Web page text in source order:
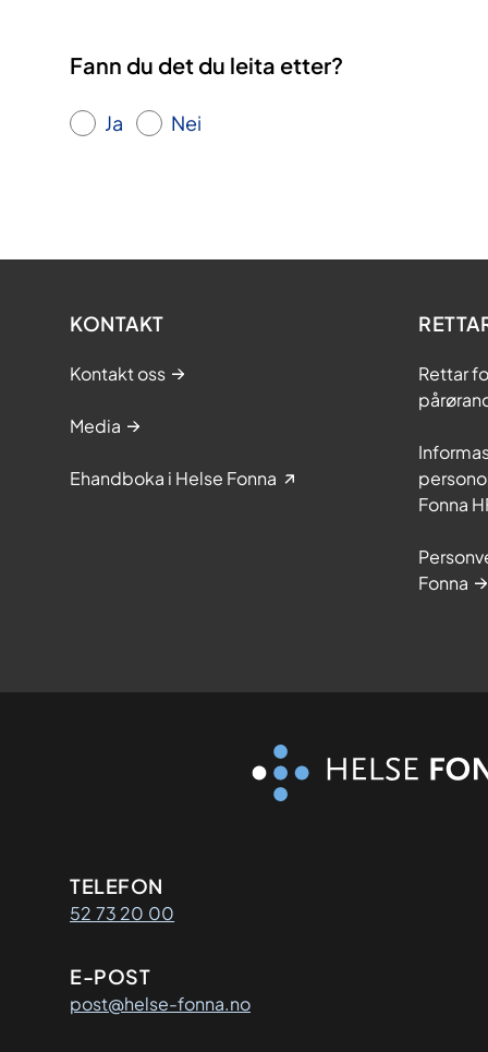
Fann du det du leita etter?
Ja Nei
KONTAKT
Kontakt oss
Media
Ehandboka i Helse Fonna
Rettar
Fonna
Fonna
Kontaktinformasjon
TELEFON
52 73 20 00
E-POST
post@helse-fonna.no